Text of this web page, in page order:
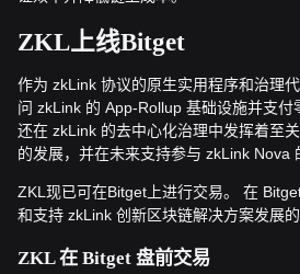
ZKL上线Bitget
作为 zkLink 协议的原生实用程序和治理
问 zkLink 的 App-Rollup 基础设施并支付
还在 zkLink 的去中心化治理中发挥着至
的发展，并在未来支持参与 zkLink Nova
ZKL现已可在Bitget上进行交易。 在
和支持 zkLink 创新区块链解决方案发展的
ZKL 在 Bitget 盘前交易